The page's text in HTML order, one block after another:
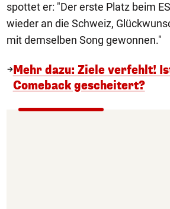
spottet er: "Der erste Platz beim
wieder an die Schweiz,
mit demselben Song gewonnen."
Mehr dazu: Ziele verfehlt!
Comeback gescheitert?